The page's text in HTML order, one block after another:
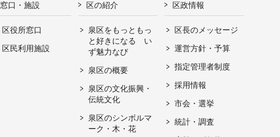
窓口・施設
区役所窓口
区民利用施設
区の紹介
泉区をもっともっ
と好きになる い
ず魅力なび
泉区の概要
泉区の文化振興・
伝統文化
泉区のシンボルマ
ーク・木・花
区政情報
区長のメッセージ
運営方針・予算
指定管理者制度
採用情報
市会・選挙
統計・調査